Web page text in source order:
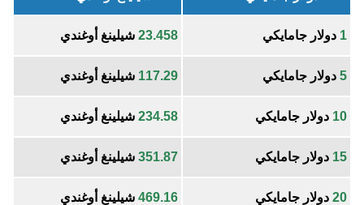
1 دولار جامايكي 23.458 شيلينغ أوغندي
5 دولار جامايكي 117.29 شيلينغ أوغندي
10 دولار جامايكي 234.58 شيلينغ أوغندي
15 دولار جامايكي 351.87 شيلينغ أوغندي
20 دولار جامايكي 469.16 شيلينغ أوغندي